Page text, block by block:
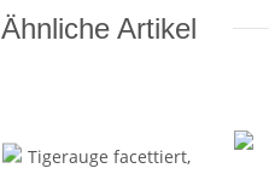
Ähnliche Artikel